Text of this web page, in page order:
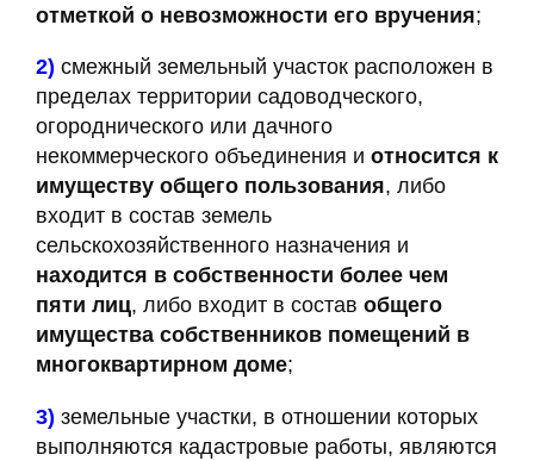
отметкой о невозможности его вручения;
2) смежный земельный участок расположен в
пределах территории садоводческого,
огороднического или дачного
некоммерческого объединения и относится к
имуществу общего пользования, либо
входит в состав земель
сельскохозяйственного назначения и
находится в собственности более чем
пяти лиц, либо входит в состав общего
имущества собственников помещений в
многоквартирном доме;
3) земельные участки, в отношении которых
выполняются кадастровые работы, являются